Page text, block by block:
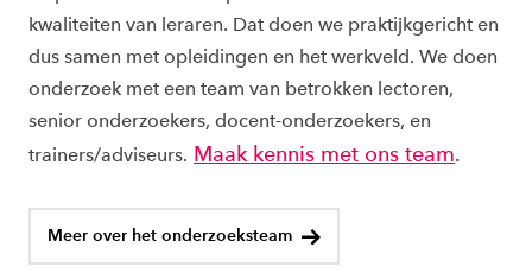
kwaliteiten van leraren. Dat doen we praktijkgericht en
dus samen met opleidingen en het werkveld. We doen
onderzoek met een team van betrokken lectoren,
senior onderzoekers, docent-onderzoekers, en
trainers/adviseurs. Maak kennis met ons team.
Meer over het onderzoeksteam